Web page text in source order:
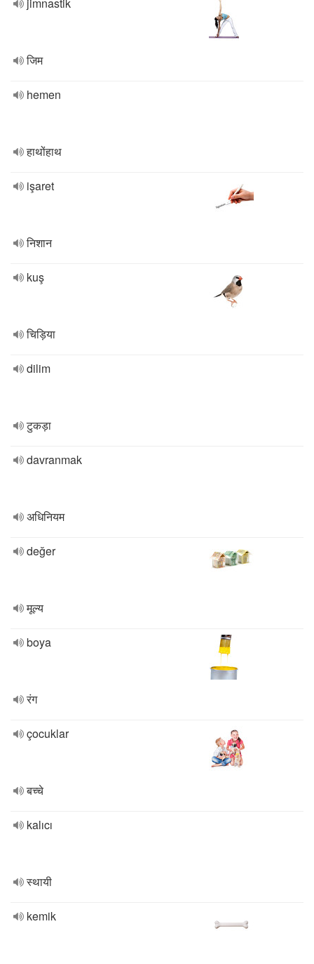
जिम
hemen
हाथोंहाथ
işaret
निशान
kuş
चिड़िया
dilim
टुकड़ा
davranmak
अधिनियम
değer
मूल्य
boya
रंग
çocuklar
बच्चे
kalıcı
स्थायी
kemik